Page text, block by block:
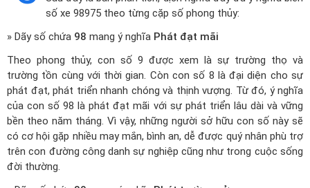
số xe 98975 theo từng cặp số phong thủy:
» Dãy số chứa 98 mang ý nghĩa Phát đạt mãi
Theo phong thủy, con số 9 được xem là sự trường thọ và
trường tồn cùng với thời gian. Còn con số 8 là đại diện cho sự
phát đạt, phát triển nhanh chóng và thịnh vượng. Từ đó, ý nghĩa
của con số 98 là phát đạt mãi với sự phát triển lâu dài và vững
bền theo năm tháng. Vì vậy, những người sở hữu con số này sẽ
có cơ hội gặp nhiều may mắn, bình an, dễ được quý nhân phù trợ
trên con đường công danh sự nghiệp cũng như trong cuộc sống
đời thường.